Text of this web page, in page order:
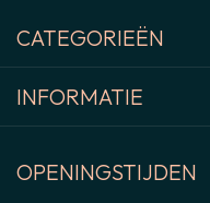
CATEGORIEËN
INFORMATIE
OPENINGSTIJDEN